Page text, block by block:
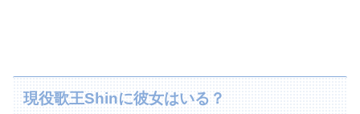
現役歌王Shinに彼女はいる？